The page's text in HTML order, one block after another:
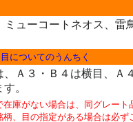
、ミューコートネオス、雷
についてのうんちく
、Ａ３・Ｂ４は横目、Ａ
。
庫がない場合は、同グレート
、目の指定がある場合は必ず